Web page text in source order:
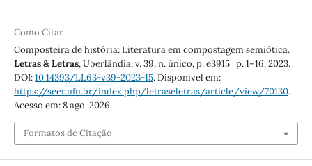
Como Citar
Composteira de história: Literatura em compostagem semiótica.
Letras & Letras, Uberlândia, v. 39, n. único, p. e3915 | p. 1–16, 2023.
DOI:10.14393/LL63-v39-2023-15. Disponível em:
https://seer.ufu.br/index.php/letraseletras/article/view/70130.
Acesso em: 8 ago. 2026.
Formatos de Citação